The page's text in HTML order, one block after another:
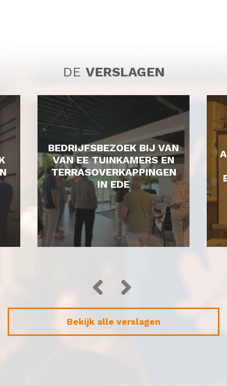
DE VERSLAGEN
BEDRIJFSBEZOEK BIJ VAN
VAN EE TUINKAMERS EN
TERRASOVERKAPPINGEN
IN EDE
Bekijk alle verslagen